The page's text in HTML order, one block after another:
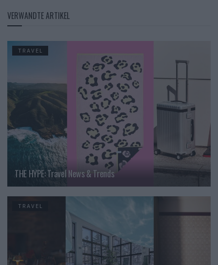
VERWANDTE ARTIKEL
TRAVEL
THE HYPE: Travel News & Trends
TRAVEL